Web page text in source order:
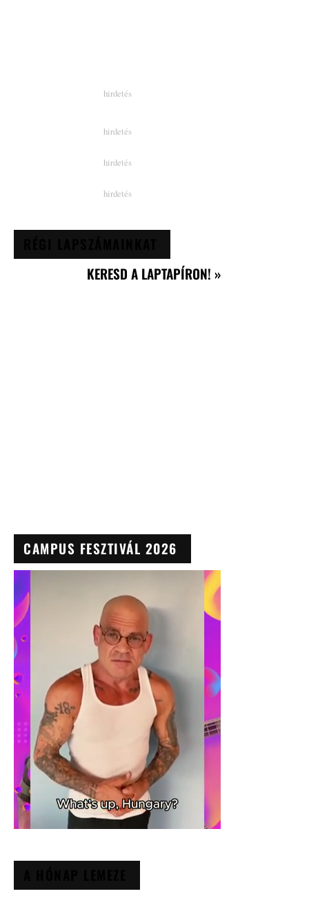
KERESD A LAPTAPÍRON! »
CAMPUS FESZTIVÁL 2026